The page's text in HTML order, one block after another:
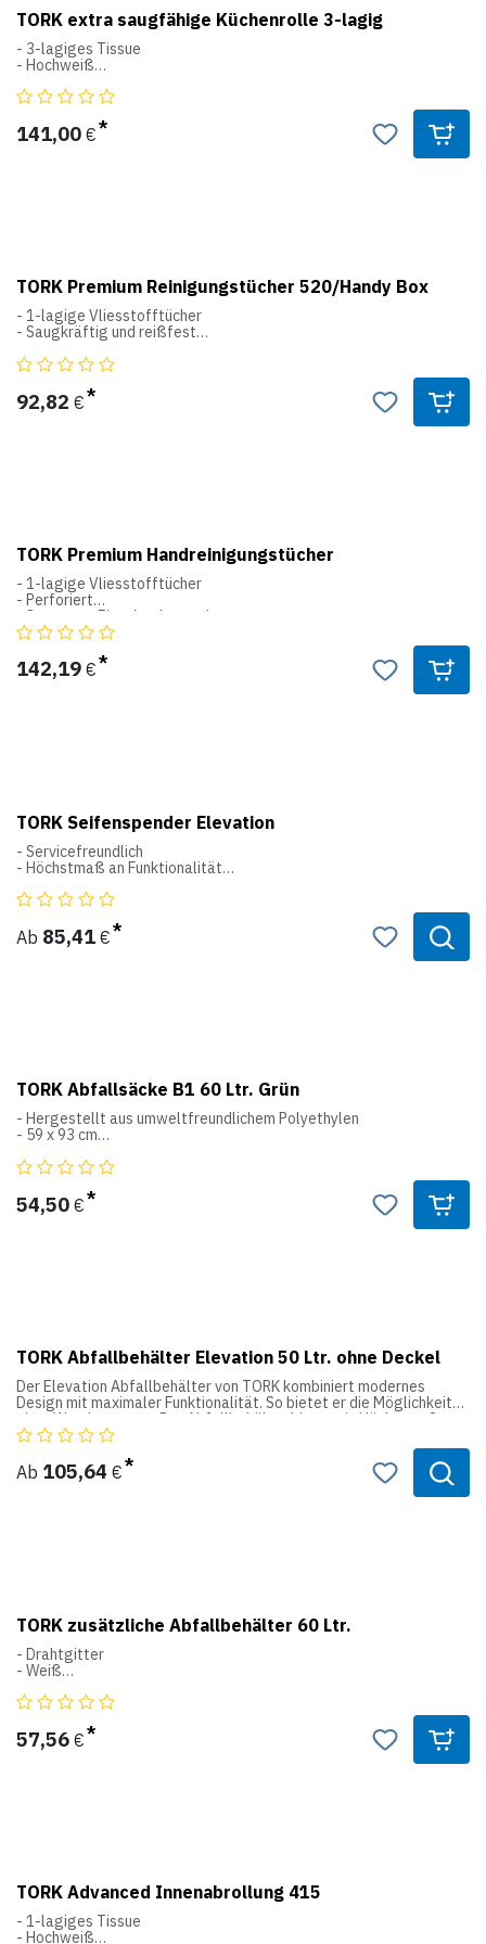
TORK extra saugfähige Küchenrolle 3-lagig
- 3-lagiges Tissue
- Hochweiß
- Strukturprägung
Blattmaße 26 x 25cm
(48 Rollen x 51 Blatt = 2.448 Blatt)
141,00 €
TORK Premium Reinigungstücher 520/Handy Box
- 1-lagige Vliesstofftücher
- Saugkräftig und reißfest
W7
Blatmaße 38,5x43cm
92,82 €
TORK Premium Handreinigungstücher
- 1-lagige Vliesstofftücher
- Perforiert
- Sparsame Einzeltuchentnahme
- Wiederverschließbare Deckelöffnung
W14
142,19 €
TORK Seifenspender Elevation
- Servicefreundlich
- Höchstmaß an Funktionalität
- Schlagfester Kunststoff
- Abschließbar
Ab 85,41 €
TORK Abfallsäcke B1 60 Ltr. Grün
- Hergestellt aus umweltfreundlichem Polyethylen
- 59 x 93 cm
B1
54,50 €
TORK Abfallbehälter Elevation 50 Ltr. ohne Deckel
Der Elevation Abfallbehälter von TORK kombiniert modernes
Design mit maximaler Funktionalität. So bietet er die Möglichkeit
einer Wandmontage. Der Abfallbehälter bietet ein Höchstmaß an
Qualität ohne den Service zu erschweren. So ist das Entleeren
Bitte beachten Sie, dass der Deckel optional bei uns erhältlich ist
(Artikel-Nr. 11202).
Tiefe: 289
B1
Abfallbehälter System
Ab 105,64 €
TORK zusätzliche Abfallbehälter 60 Ltr.
- Drahtgitter
- Weiß
- Für Wandmontage geeignet
Breite: 330
Höhe: 720
57,56 €
TORK Advanced Innenabrollung 415
- 1-lagiges Tissue
- Hochweiß